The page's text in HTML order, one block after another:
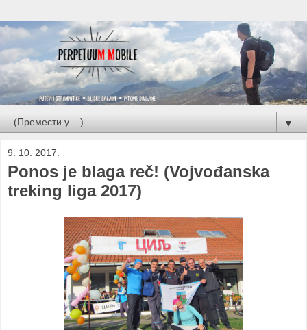
▼
9. 10. 2017.
Ponos je blaga reč! (Vojvođanska
treking liga 2017)